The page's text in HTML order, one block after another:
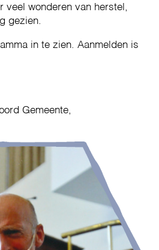
veel wonderen van herstel,
gezien.
in te zien. Aanmelden is
Gemeente,